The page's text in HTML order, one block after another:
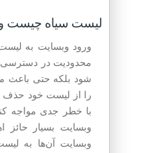
لیست سیاه چیست
ورود وبسایت به
محدودیت در دسترسی
شود بلکه حتی باعث
با خطر جدی مواجه
وبسایت بسیار